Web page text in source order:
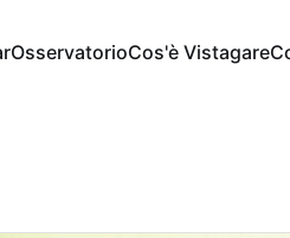
OsservatorioCos'è Vistagare